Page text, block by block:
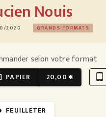
Nouis
2020 GRANDS FORMATS
selon votre format
PAPIER 20,00 € tablet_android
FEUILLETER